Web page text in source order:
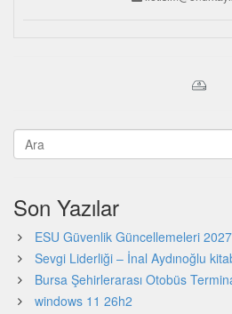
Son Yazılar
ESU Güvenlik Güncellemeleri
Sevgi Liderliği – İnal Aydınoğlu
Bursa Şehirlerarası Otobüs
windows 11 26h2